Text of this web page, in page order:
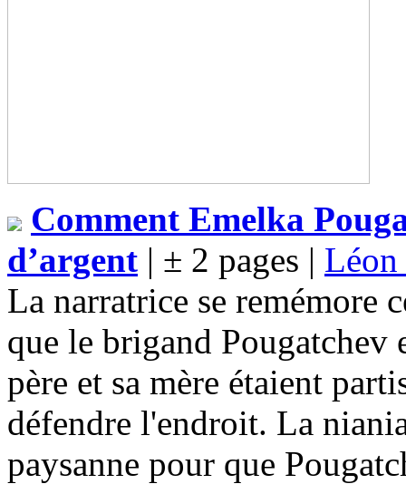
Comment Emelka
d’argent | ± 2 pages | Léon
La narratrice se remémore
que le brigand Pougatchev
père et sa mère étaient
défendre l'endroit. La
paysanne pour que